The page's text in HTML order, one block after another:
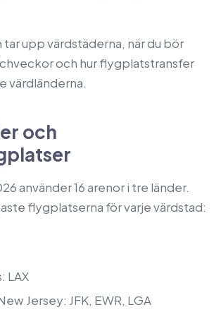
tar upp värdstäderna, när du bör
och hur flygplatstransfer
värdländerna.
och
använder 16 arenor i tre länder.
flygplatserna för varje värdstad:
LAX
Jersey: JFK, EWR, LGA